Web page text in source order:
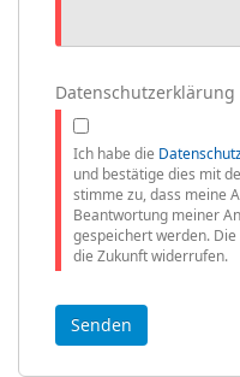
Datenschutzerklärung
Ich habe die
und bestätige dies mit
stimme zu, dass meine
Beantwortung meiner
gespeichert werden.
die Zukunft widerrufen.